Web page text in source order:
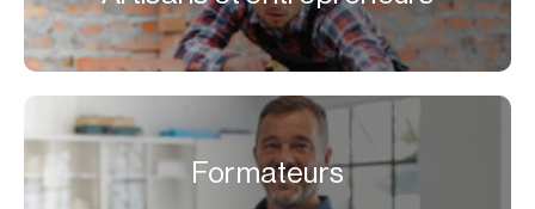
Formateurs